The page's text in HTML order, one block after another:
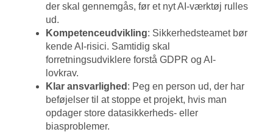
der skal gennemgås, før et nyt AI-værktøj rulles
ud.
Kompetenceudvikling: Sikkerhedsteamet bør
kende AI-risici. Samtidig skal
forretningsudviklere forstå GDPR og AI-
lovkrav.
Klar ansvarlighed : Peg en person ud, der har
beføjelser til at stoppe et projekt, hvis man
opdager store datasikkerheds- eller
biasproblemer.